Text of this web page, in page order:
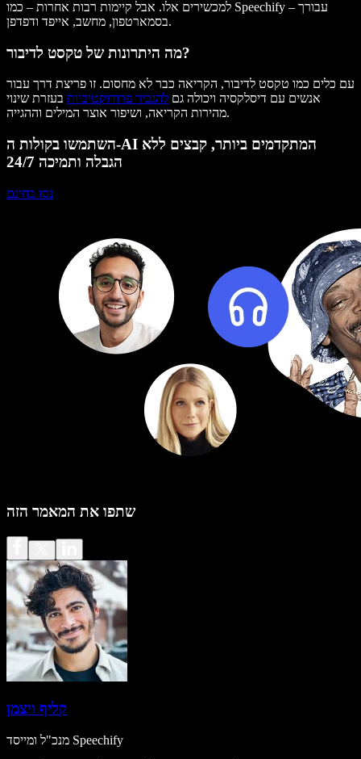
למכשירים אלו. אבל קיימות רבות אחרות – כמו Speechify – עבורך
בסמארטפון, מחשב, אייפד ודפדפן.
מה היתרונות של טקסט לדיבור?
עם כלים כמו טקסט לדיבור, הקריאה כבר לא מחסום. זו פריצת דרך עבור
אנשים עם דיסלקסיה ויכולה גם להגביר פרודוקטיביות בעזרת שינוי
מהירות הקריאה, ושיפור אוצר המילים וההגייה.
השתמשו בקולות ה-AI המתקדמים ביותר, קבצים ללא
הגבלה ותמיכה 24/7
נסו בחינם
שתפו את המאמר הזה
קליף ויצמן
מנכ"ל ומייסד Speechify